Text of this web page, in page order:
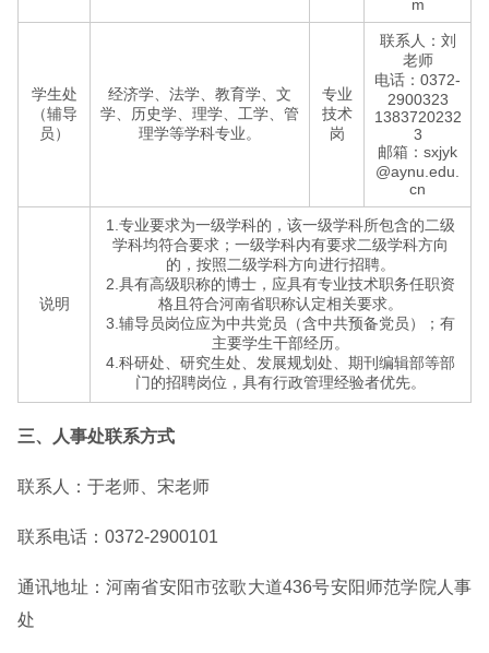
m
学生处
（辅导
员）
经济学、法学、教育学、文
学、历史学、理学、工学、管
理学等学科专业。
专业
技术
岗
联系人：刘
老师
电话：0372-
2900323
1383720232
3
邮箱：sxjyk
@aynu.edu.
cn
说明
1.专业要求为一级学科的，该一级学科所包含的二级
学科均符合要求；一级学科内有要求二级学科方向
的，按照二级学科方向进行招聘。
2.具有高级职称的博士，应具有专业技术职务任职资
格且符合河南省职称认定相关要求。
3.辅导员岗位应为中共党员（含中共预备党员）；有
主要学生干部经历。
4.科研处、研究生处、发展规划处、期刊编辑部等部
门的招聘岗位，具有行政管理经验者优先。
三、人事处联系方式
联系人：于老师、宋老师
联系电话：0372-2900101
通讯地址：河南省安阳市弦歌大道436号安阳师范学院人事
处